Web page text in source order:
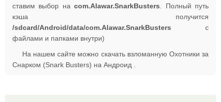
ставим выбор на com.Alawar.SnarkBusters . Полный путь
кэша получится
/sdcard/Android/data/com.Alawar.SnarkBusters с
файлами и папками внутри)
На нашем сайте можно скачать взломанную Охотники за
Снарком (Snark Busters) на Андроид .